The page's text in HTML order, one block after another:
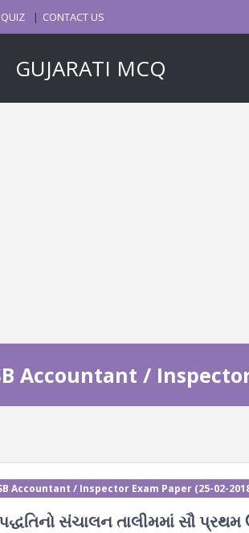
QUIZ CONTACT US
GUJARATI MCQ
Accountant /
Accountant / Inspector Exam Paper (25-02-
સંચાલન તાલીમમાં સૌ પ્રથમ